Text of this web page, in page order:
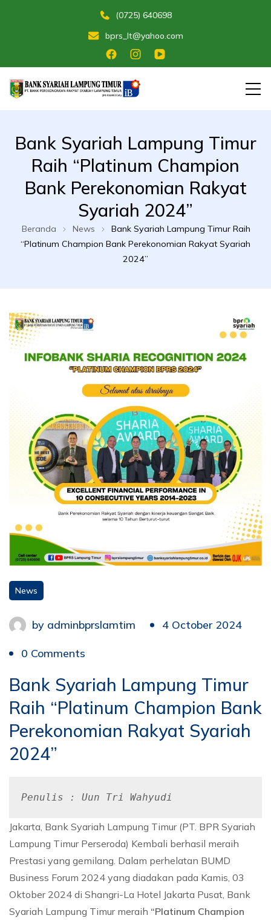
(0725) 640698
bprs_lt@yahoo.com
Lampung Timur
Bank Syariah Lampung Timur
Raih “Platinum Champion
Bank Perekonomian Rakyat
Syariah 2024”
Beranda News
Bank Syariah Lampung Timur Raih
“Platinum Champion Bank Perekonomian Rakyat Syariah
2024”
News
by adminbprslamtim 4 October 2024
0 Comments
Bank Syariah Lampung Timur
Raih “Platinum Champion Bank
Perekonomian Rakyat Syariah
2024”
Penulis : Uun Tri Wahyudi
Jakarta, Bank Syariah Lampung Timur (PT. BPR Syariah
Lampung Timur Perseroda) Kembali berhasil meraih
Prestasi yang gemilang. Dalam perhelatan BUMD
Business Forum 2024 yang diadakan pada Kamis, 03
Oktober 2024 di Shangri-La Hotel Jakarta Pusat, Bank
Syariah Lampung Timur meraih “Platinum Champion